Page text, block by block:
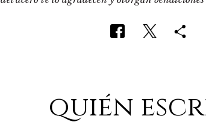
quién